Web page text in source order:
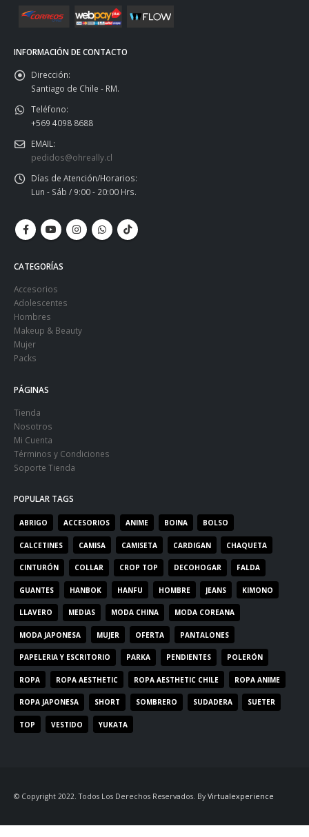
INFORMACIÓN DE CONTACTO
Dirección:
Santiago de Chile - RM.
Teléfono:
+569 4098 8688
EMAIL:
pedidos@ohreally.cl
Días de Atención/Horarios:
Lun - Sáb / 9:00 - 20:00 Hrs.
CATEGORÍAS
Accesorios
Adolescentes
Hombres
Makeup & Beauty
Mujer
Packs
PÁGINAS
Tienda
Nosotros
Mi Cuenta
Términos y Condiciones
Soporte Tienda
POPULAR TAGS
ABRIGO ACCESORIOS ANIME BOINA BOLSO
CALCETINES CAMISA CAMISETA CARDIGAN CHAQUETA
CINTURÓN COLLAR CROP TOP DECOHOGAR FALDA
GUANTES HANBOK HANFU HOMBRE JEANS KIMONO
LLAVERO MEDIAS MODA CHINA MODA COREANA
MODA JAPONESA MUJER OFERTA PANTALONES
PAPELERIA Y ESCRITORIO PARKA PENDIENTES POLERÓN
ROPA ROPA AESTHETIC ROPA AESTHETIC CHILE ROPA ANIME
ROPA JAPONESA SHORT SOMBRERO SUDADERA SUETER
TOP VESTIDO YUKATA
© Copyright 2022. Todos Los Derechos Reservados. By Virtualexperience